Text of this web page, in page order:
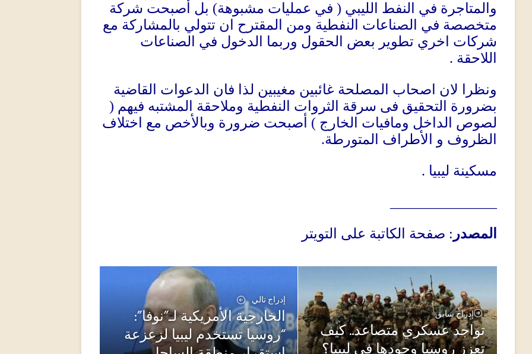
والمتاجرة في النفط الليبي ( في عمليات مشبوهة) بل أصبحت شركة
متخصصة في الصناعات النفطية ومن المقترح ان تتولي بالمشاركة مع
شركات اخري تطوير بعض الحقول وربما الدخول في الصناعات
اللاحقة .
ونظرا لان اصحاب المصلحة غائبين مغيبين لذا فان الدعوات القاضية
بضرورة التحقيق فى سرقة الثروات النفطية وملاحقة المشتبه فيهم (
لصوص الداخل ومافيات الخارج ) أصبحت ضرورة وبالأخص مع اختلاف
الظروف و الأطراف المتورطة.
مسكينة ليبيا .
المصدر : صفحة الكاتبة على التويتر
إدراج سابق
تواجد عسكري متصاعد.. كيف
إدراج تالي
الخارجية الأمريكية لـ”نوفا”:
“روسيا تستخدم ليبيا لزعزعة